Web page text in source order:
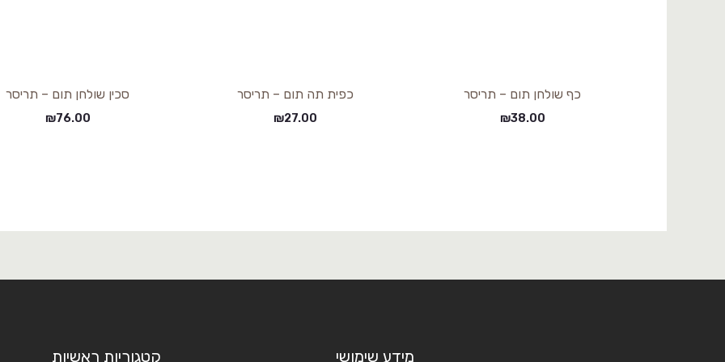
כף שולחן תום – תריסר
₪38.00
כפית תה תום – תריסר
₪27.00
סכין שולחן תום – תריסר
₪76.00
מידע שימושי קטגוריות ראשיות